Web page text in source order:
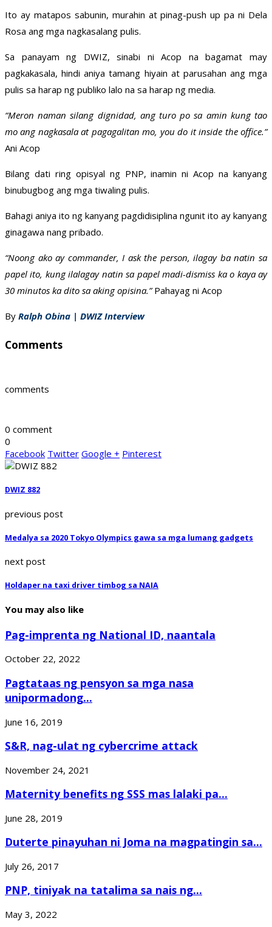
Ito ay matapos sabunin, murahin at pinag-push up pa ni Dela
Rosa ang mga nagkasalang pulis.
Sa panayam ng DWIZ, sinabi ni Acop na bagamat may
pagkakasala, hindi aniya tamang hiyain at parusahan ang mga
pulis sa harap ng publiko lalo na sa harap ng media.
“Meron naman silang dignidad, ang turo po sa amin kung tao
mo ang nagkasala at pagagalitan mo, you do it inside the office.”
Ani Acop
Bilang dati ring opisyal ng PNP, inamin ni Acop na kanyang
binubugbog ang mga tiwaling pulis.
Bahagi aniya ito ng kanyang pagdidisiplina ngunit ito ay kanyang
ginagawa nang pribado.
“Noong ako ay commander, I ask the person, ilagay ba natin sa
papel ito, kung ilalagay natin sa papel madi-dismiss ka o kaya ay
30 minutos ka dito sa aking opisina.”Pahayag ni Acop
By Ralph Obina | DWIZ Interview
Comments
comments
0 comment
0
Facebook Twitter Google + Pinterest
DWIZ 882
previous post
Medalya sa 2020 Tokyo Olympics gawa sa mga lumang gadgets
next post
Holdaper na taxi driver timbog sa NAIA
You may also like
Pag-imprenta ng National ID, naantala
October 22, 2022
Pagtataas ng pensyon sa mga nasa
unipormadong...
June 16, 2019
S&R, nag-ulat ng cybercrime attack
November 24, 2021
Maternity benefits ng SSS mas lalaki pa...
June 28, 2019
Duterte pinayuhan ni Joma na magpatingin sa...
July 26, 2017
PNP, tiniyak na tatalima sa nais ng...
May 3, 2022